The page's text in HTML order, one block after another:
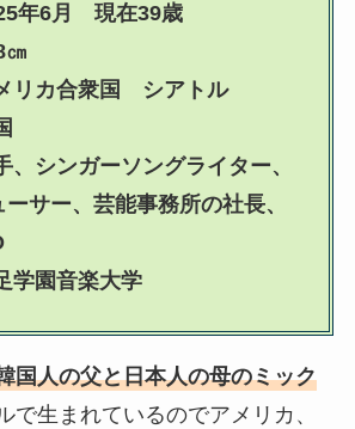
6月 現在39歳
カ合衆国 シアトル
シンガーソングライター、
サー、芸能事務所の社長、
園音楽大学
国人の父と日本人の母のミック
で生まれているのでアメリカ、